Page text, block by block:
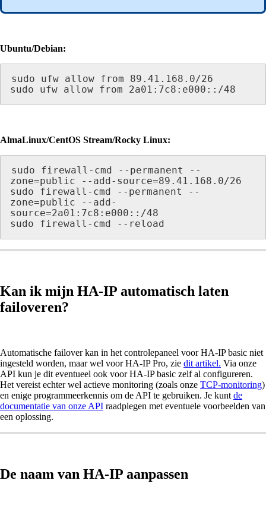
Ubuntu/Debian:
sudo ufw allow from 89.41.168.0/26
sudo ufw allow from 2a01:7c8:e000::/48
AlmaLinux/CentOS Stream/Rocky Linux:
sudo firewall-cmd --permanent --
zone=public --add-source=89.41.168.0/26
sudo firewall-cmd --permanent --
zone=public --add-
source=2a01:7c8:e000::/48
sudo firewall-cmd --reload
Kan ik mijn HA-IP automatisch laten
failoveren?
Automatische failover kan in het controlepaneel voor HA-IP basic niet
ingesteld worden, maar wel voor HA-IP Pro, zie dit artikel. Via onze
API kun je dit eventueel ook voor HA-IP basic zelf al configureren.
Het vereist echter wel actieve monitoring (zoals onze TCP-monitoring)
en enige programmeerkennis om de API te gebruiken. Je kunt de
documentatie van onze API raadplegen met eventuele voorbeelden van
een oplossing.
De naam van HA-IP aanpassen